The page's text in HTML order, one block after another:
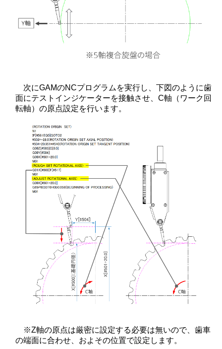
次にGAMのNCプログラムを実行し、下図のように歯
面にテストインジケーターを接触させ、C軸（ワーク回
転軸）の原点設定を行います。
※Z軸の原点は厳密に設定する必要は無いので、歯車
の端面に合わせ、およその位置で設定します。